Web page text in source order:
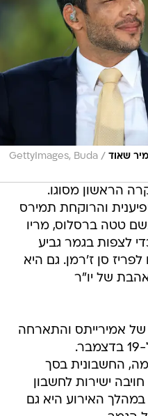
שאוד /
GettyImages, Buda
הראשון מסוגו.
והרוקחת תמירס
טטה ברסלוס, מריו
לצפות בגמר גביע
לפריז סן ז'רמן. גם היא
של יו"ר
אמירייתס והתארחה
החשבונית בסך
כ-3,429 דולר, חויבה ישירות לחשבון
האירוע היא גם